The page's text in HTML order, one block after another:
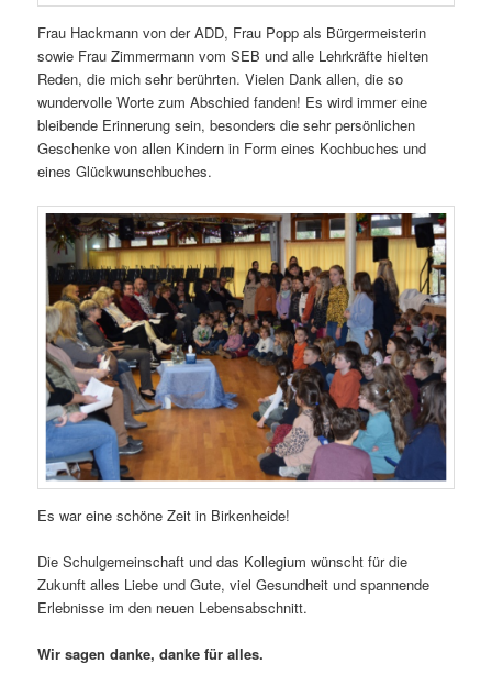
Frau Hackmann von der ADD, Frau Popp als Bürgermeisterin
sowie Frau Zimmermann vom SEB und alle Lehrkräfte hielten
Reden, die mich sehr berührten. Vielen Dank allen, die so
wundervolle Worte zum Abschied fanden! Es wird immer eine
bleibende Erinnerung sein, besonders die sehr persönlichen
Geschenke von allen Kindern in Form eines Kochbuches und
eines Glückwunschbuches.
Es war eine schöne Zeit in Birkenheide!
Die Schulgemeinschaft und das Kollegium wünscht für die
Zukunft alles Liebe und Gute, viel Gesundheit und spannende
Erlebnisse im den neuen Lebensabschnitt.
Wir sagen danke, danke für alles.